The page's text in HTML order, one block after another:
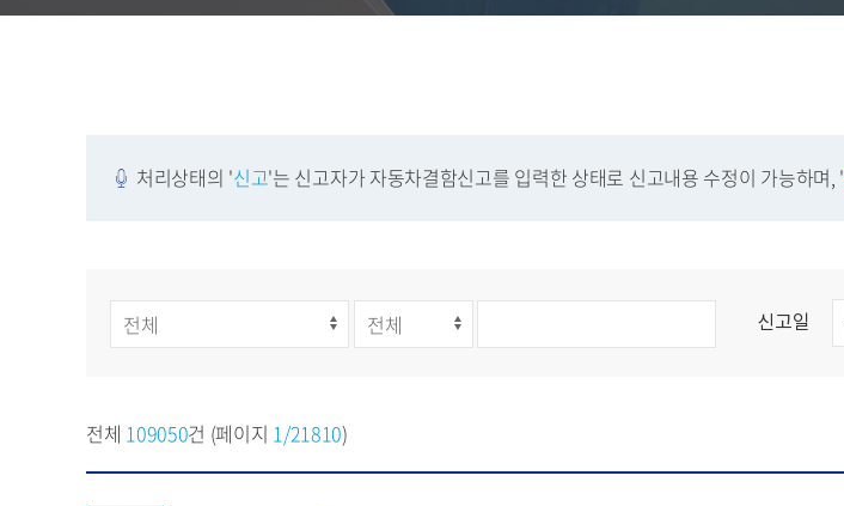
처리상태의 '신고'는 신고자가 자동차결함신고를 입력한 상태로 신고내용 수정이 가능하며, '
신고일
전체 109050건 (페이지 1/21810)